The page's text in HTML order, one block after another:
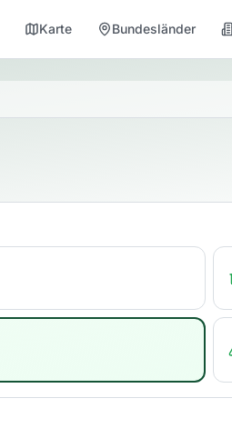
Karte Bundesländer